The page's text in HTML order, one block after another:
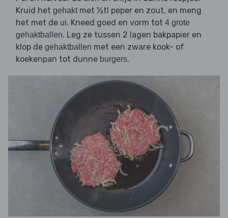
Kruid het gehaktmet ½tl peper en zout, en meng
het met de ui. Kneed goed en vorm tot 4 grote
gehaktballen. Leg ze tussen 2 lagen bakpapier en
klop de gehaktballen met een zware kook- of
koekenpan tot dunne burgers.